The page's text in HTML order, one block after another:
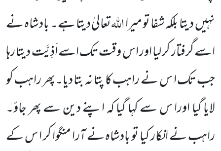
نہیںدیتا بلکہ شفا تو میرااللّٰہتعالیٰ دیتا ہے۔ بادشاہ نے
اسے گرفتار کر لیا اور اس وقت تک اسے اَذِیَّت دیتا رہا
جب تک ا س نے راہب کا پتا نہ بتا دیا۔پھر راہب کو
لایا گیا اورا س سے کہا گیا کہ اپنے دین سے پھر جاؤ۔
راہب نے انکار کیا تو بادشاہ نے آرا منگوا کر ا س کے